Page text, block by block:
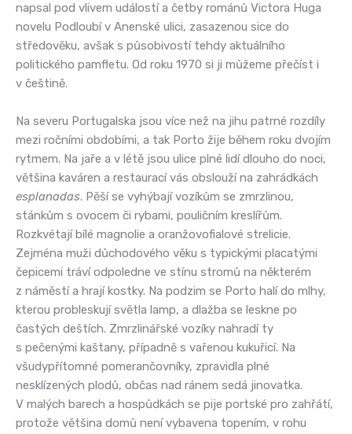
napsal pod vlivem událostí a četby románů Victora Huga
novelu Podloubí v Anenské ulici, zasazenou sice do
středověku, avšak s působivostí tehdy aktuálního
politického pamfletu. Od roku 1970 si ji můžeme přečíst i
v češtině.
Na severu Portugalska jsou více než na jihu patrné rozdíly
mezi ročními obdobími, a tak Porto žije během roku dvojím
rytmem. Na jaře a v létě jsou ulice plné lidí dlouho do noci,
většina kaváren a restaurací vás obslouží na zahrádkách
esplanadas. Pěší se vyhýbají vozíkům se zmrzlinou,
stánkům s ovocem či rybami, pouličním kreslířům.
Rozkvétají bílé magnolie a oranžovofialové strelicie.
Zejména muži důchodového věku s typickými placatými
čepicemi tráví odpoledne ve stínu stromů na některém
z náměstí a hrají kostky. Na podzim se Porto halí do mlhy,
kterou probleskují světla lamp, a dlažba se leskne po
častých deštích. Zmrzlinářské vozíky nahradí ty
s pečenými kaštany, případně s vařenou kukuřicí. Na
všudypřítomné pomerančovníky, zpravidla plné
nesklízených plodů, občas nad ránem sedá jinovatka.
V malých barech a hospůdkách se pije portské pro zahřátí,
protože většina domů není vybavena topením, v rohu